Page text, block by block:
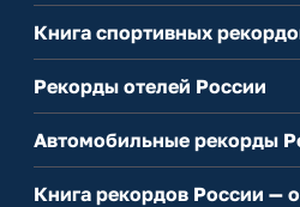
Книга спортивных
Рекорды отелей России
Автомобильные рекорды
Книга рекордов России —